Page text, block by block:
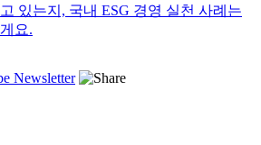
있는지, 국내 ESG 경영 실천 사례는
요.